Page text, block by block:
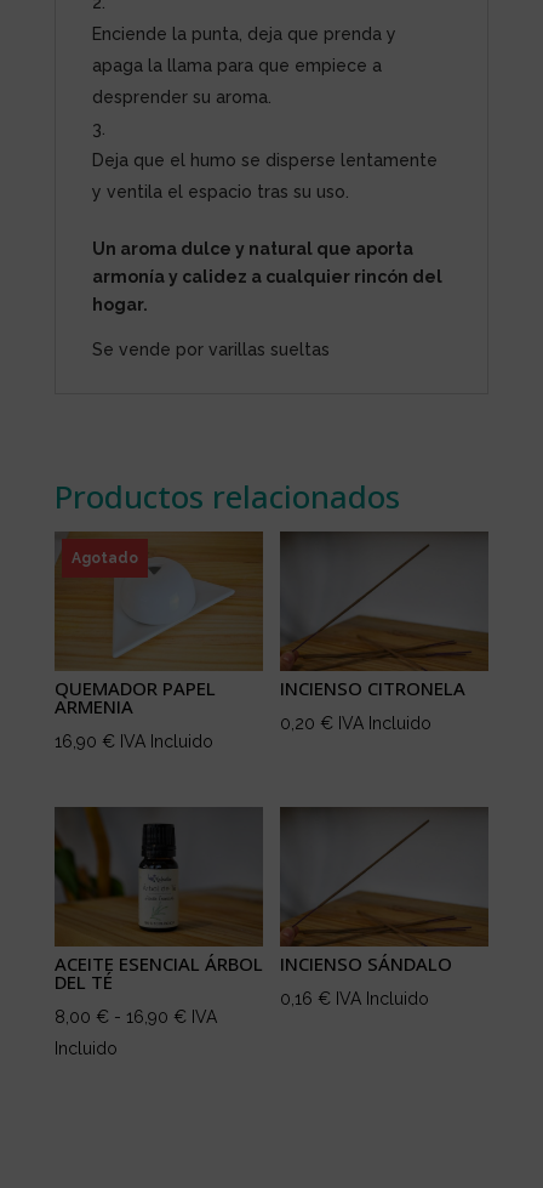
Enciende la punta, deja que prenda y
apaga la llama para que empiece a
desprender su aroma.
Deja que el humo se disperse lentamente
y ventila el espacio tras su uso.
Un aroma dulce y natural que aporta
armonía y calidez a cualquier rincón del
hogar.
Se vende por varillas sueltas
Productos relacionados
Agotado
QUEMADOR PAPEL
ARMENIA
16,90 € IVA Incluido
INCIENSO CITRONELA
0,20 € IVA Incluido
ACEITE ESENCIAL ÁRBOL
DEL TÉ
8,00 € - 16,90 €Rango
IVA
Incluido
INCIENSO SÁNDALO
0,16 € IVA Incluido